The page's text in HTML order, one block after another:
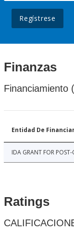
Regístrese
Finanzas
Financiamiento
Entidad De
IDA GRANT FOR
Ratings